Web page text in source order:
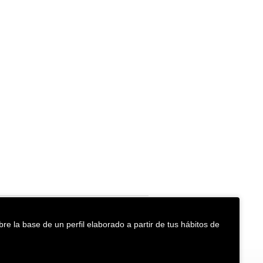
la base de un perfil elaborado a partir de tus hábitos de